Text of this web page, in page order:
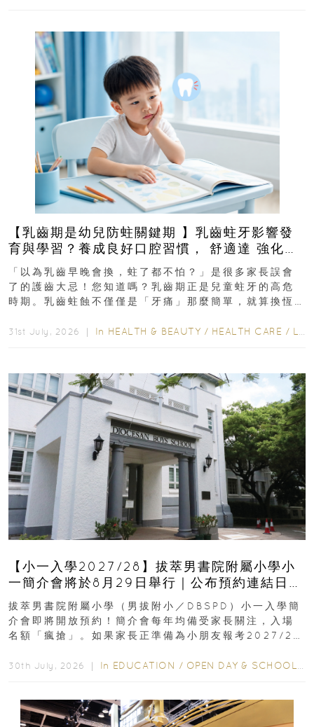
【乳齒期是幼兒防蛀關鍵期 】乳齒蛀牙影響發
育與學習？養成良好口腔習慣， 舒適達 強化琺
瑯質 兒童牙膏防護指南
「以為乳齒早晚會換，蛀了都不怕？」是很多家長誤會
了的護齒大忌！您知道嗎？乳齒期正是兒童蛀牙的高危
時期。乳齒蛀蝕不僅僅是「牙痛」那麼簡單，就算換恆
31st July, 2026 ｜ In HEALTH & BEAUTY / HEALTH CARE / LIFESTYLE
【小一入學2027/28】拔萃男書院附屬小學小
一簡介會將於8月29日舉行｜公布預約連結日期
｜更設有網上重溫
拔萃男書院附屬小學（男拔附小／DBSPD）小一入學簡
介會即將開放預約！簡介會每年均備受家長關注，入場
名額「瘋搶」。如果家長正準備為小朋友報考2027/28
30th July, 2026 ｜ In EDUCATION / OPEN DAY & SCHOOL EVENTS